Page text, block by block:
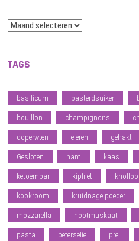
Archief
TAGS
basilicum basterdsuiker
bouillon champignons
doperwten eieren gehakt
Gesloten ham kaas
ketoembar kipfilet
kookroom kruidnagelpoeder
mozzarella nootmuskaat
pasta peterselie prei